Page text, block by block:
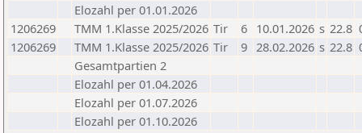
Elozahl per 01.01.2026
1206269
TMM 1.Klasse 2025/2026 Tir 6 10.01.2026 s 22.8
1206269
TMM 1.Klasse 2025/2026 Tir 9 28.02.2026 s 22.8
Gesamtpartien 2
Elozahl per 01.04.2026
Elozahl per 01.07.2026
Elozahl per 01.10.2026